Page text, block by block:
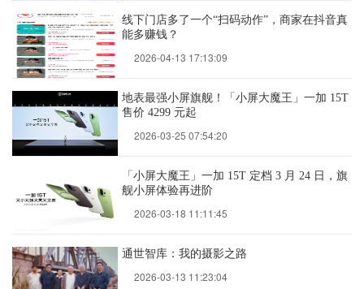
线下门店多了一个“扫码动作”，商家在抖音真
能多赚钱？
2026-04-13 17:13:09
地表最强小屏旗舰！「小屏大魔王」一加 15T
售价 4299 元起
2026-03-25 07:54:20
「小屏大魔王」一加 15T 定档 3 月 24 日，旗
舰小屏体验再进阶
2026-03-18 11:11:45
通世智库：我的摄影之路
2026-03-13 11:23:04